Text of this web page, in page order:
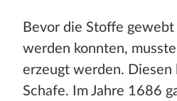
Bevor die Stoffe
werden konnten, musste
erzeugt werden.
Schafe. Im Jahre 1686